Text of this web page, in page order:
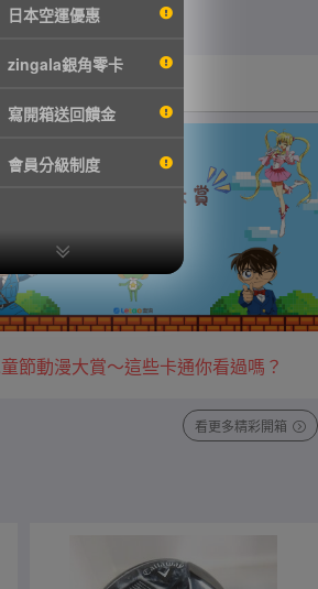
日本空運優惠
zingala銀角零卡
寫開箱送回饋金
會員分級制度
節動漫大賞～這些卡通你看過嗎？
看更多精彩開箱